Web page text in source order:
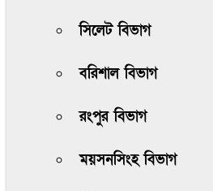
সিলেট বিভাগ
বরিশাল বিভাগ
রংপুর বিভাগ
ময়সনসিংহ বিভাগ